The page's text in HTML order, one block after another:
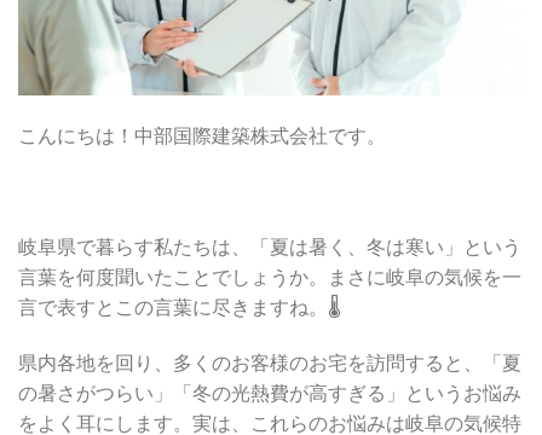
こんにちは！中部国際建築株式会社です。
岐阜県で暮らす私たちは、「夏は暑く、冬は寒い」という
言葉を何度聞いたことでしょうか。まさに岐阜の気候を一
言で表すとこの言葉に尽きますね。🌡️
県内各地を回り、多くのお客様のお宅を訪問すると、「夏
の暑さがつらい」「冬の光熱費が高すぎる」というお悩み
をよく耳にします。実は、これらのお悩みは岐阜の気候特